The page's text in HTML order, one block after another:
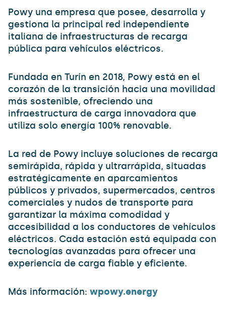
Powy una empresa que posee, desarrolla y
gestiona la principal red independiente
italiana de infraestructuras de recarga
pública para vehículos eléctricos.
Fundada en Turín en 2018, Powy está en el
corazón de la transición hacia una movilidad
más sostenible, ofreciendo una
infraestructura de carga innovadora que
utiliza solo energía 100% renovable.
La red de Powy incluye soluciones de recarga
semirápida, rápida y ultrarrápida, situadas
estratégicamente en aparcamientos
públicos y privados, supermercados, centros
comerciales y nudos de transporte para
garantizar la máxima comodidad y
accesibilidad a los conductores de vehículos
eléctricos. Cada estación está equipada con
tecnologías avanzadas para ofrecer una
experiencia de carga fiable y eficiente.
Más información: wpowy.energy